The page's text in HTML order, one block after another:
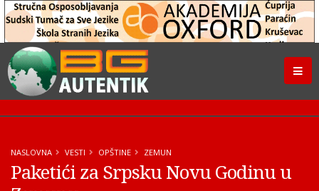
NASLOVNA VESTI OPŠTINE ZEMUN
Paketići za Srpsku Novu Godinu u